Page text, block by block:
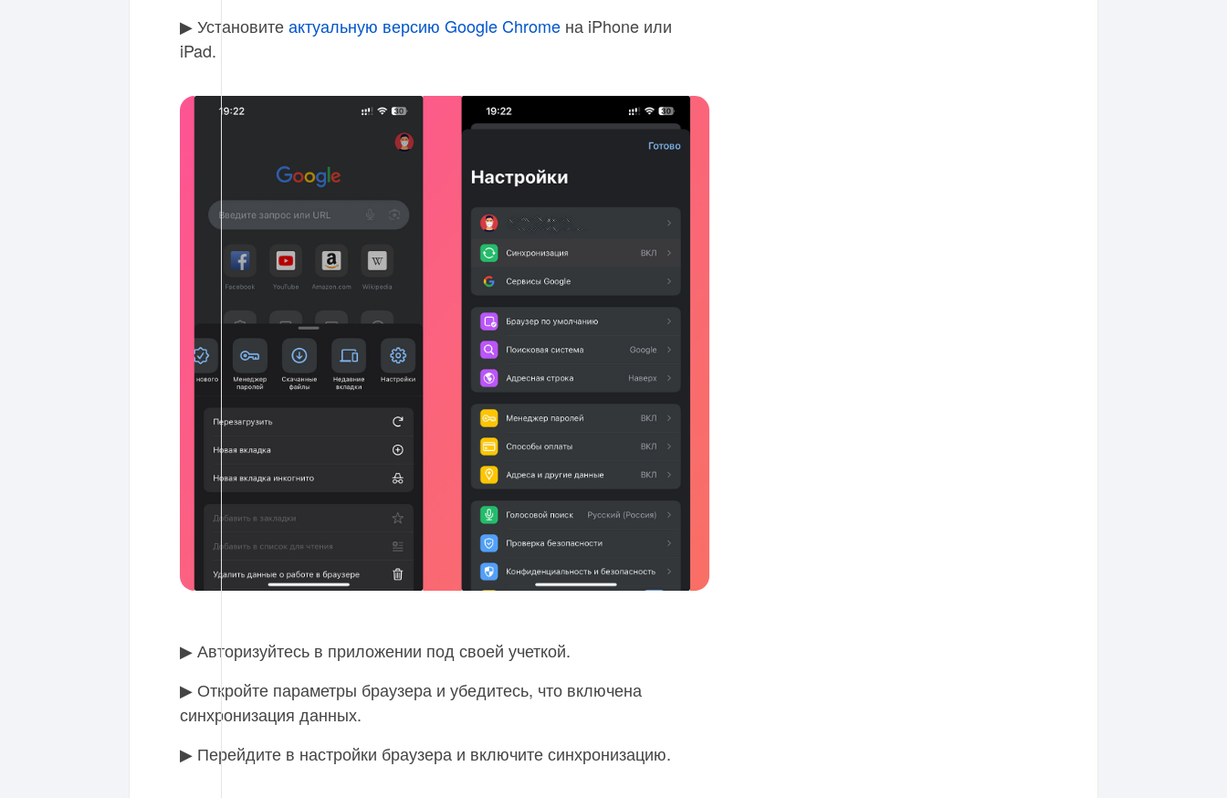
▶ Установитеактуальную версию Google Chrome на iPhone или
iPad.
▶ Авторизуйтесь в приложении под своей учеткой.
▶ Откройте параметры браузера и убедитесь, что включена
синхронизация данных.
▶ Перейдите в настройки браузера и включите синхронизацию.